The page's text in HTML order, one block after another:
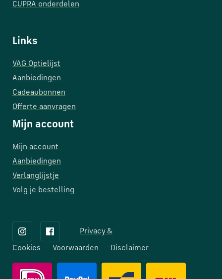
CUPRA onderdelen
Links
VAG Optielijst
Aanbiedingen
Cadeaubonnen
Offerte aanvragen
Mijn account
Mijn account
Aanbiedingen
Verlanglijstje
Volg je bestelling
Privacy &
Cookies Voorwaarden Disclaimer